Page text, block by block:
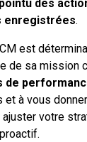
des
enregistrées.
est
de sa mission
de
et à vous
votre